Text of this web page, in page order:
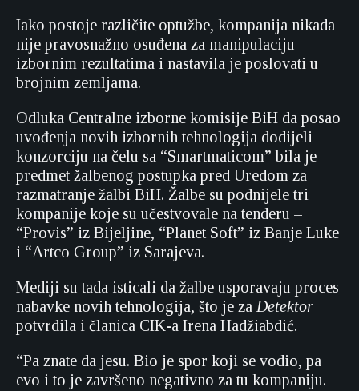
Iako postoje različite optužbe, kompanija nikada
nije pravosnažno osuđena za manipulaciju
izbornim rezultatima i nastavila je poslovati u
brojnim zemljama.
Odluka Centralne izborne komisije BiH da posao
uvođenja novih izbornih tehnologija dodijeli
konzorciju na čelu sa “Smartmaticom” bila je
predmet žalbenog postupka pred Uredom za
razmatranje žalbi BiH. Žalbe su podnijele tri
kompanije koje su učestvovale na tenderu –
“Provis” iz Bijeljine, “Planet Soft” iz Banje Luke
i “Artco Group” iz Sarajeva.
Mediji su tada isticali da žalbe usporavaju proces
nabavke novih tehnologija, što je za Detektor
potvrdila i članica CIK-a Irena Hadžiabdić.
“Pa znate da jesu. Bio je spor koji se vodio, pa
evo i to je završeno negativno za tu kompaniju.